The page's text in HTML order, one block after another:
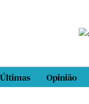
Últimas Opinião